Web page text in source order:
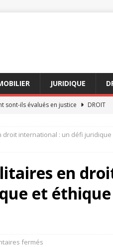
JURIDIQUE
sont-ils évalués en justice
DROIT
les enjeux juridiques
droit international : un défi juridique
en
et éthique
fermés